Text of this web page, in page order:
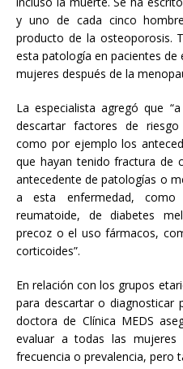
y uno de cada cinco
producto de la osteoporosis.
esta patología en pacientes de
mujeres después de la
La especialista agregó que
descartar factores de
como por ejemplo los
que hayan tenido fractura de
antecedente de patologías o
a esta enfermedad,
reumatoide, de diabetes
precoz o el uso fármacos,
corticoides”.
En relación con los grupos
para descartar o diagnosticar
doctora de Clínica MEDS
evaluar a todas las
frecuencia o prevalencia, pero